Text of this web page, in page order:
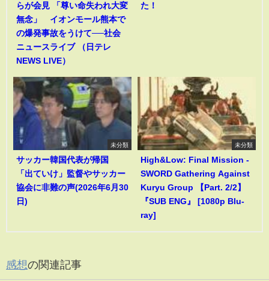
らが会見 「尊い命失われ大変
無念」 イオンモール熊本で
の爆発事故をうけて──社会
ニュースライブ （日テレ
NEWS LIVE）
た！
未分類
サッカー韓国代表が帰国
「出ていけ」監督やサッカー
協会に非難の声(2026年6月30
日)
未分類
High&Low: Final Mission -
SWORD Gathering Against
Kuryu Group 【Part. 2/2】
『SUB ENG』 [1080p Blu-
ray]
感想の関連記事